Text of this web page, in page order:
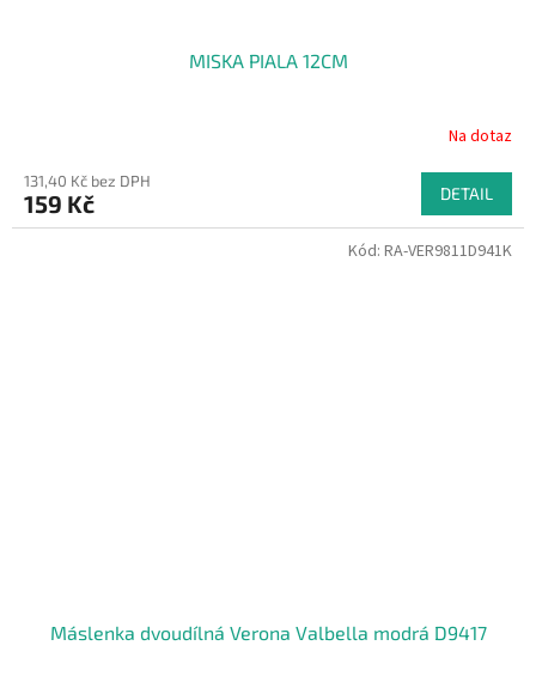
MISKA PIALA 12CM
Na dotaz
131,40 Kč bez DPH
159 Kč DETAIL
Máslenka dvoudílná Verona Valbella modrá D9417
Kód: RA-VER9811D941K